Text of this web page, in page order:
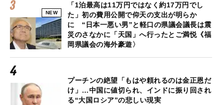
NEW
「1泊最高は11万円ではなく約17万円でし
た」初の費用公開で仰天の支出が明らか
に “日本一悪い男”と軽口の県議会議長は震
災のさなかに「天国」へ行ったとご満悦《福
岡県議会の海外豪遊〉
プーチンの絶望「もはや頼れるのは金正恩だ
け」…中国に値切られ、インドに振り回され
る“大国ロシア”の悲しい現実